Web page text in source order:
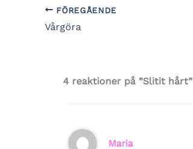
FÖREGÅENDE
Vårgöra
4 reaktioner på ”Slitit hårt”
Maria